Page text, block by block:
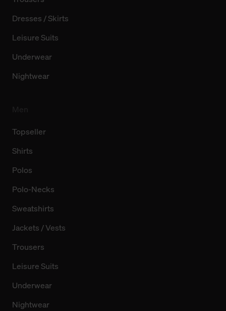
Dresses / Skirts
Leisure Suits
Underwear
Nightwear
Topseller
Shirts
Polos
Polo-Necks
Sweatshirts
Jackets / Vests
Trousers
Leisure Suits
Underwear
Nightwear